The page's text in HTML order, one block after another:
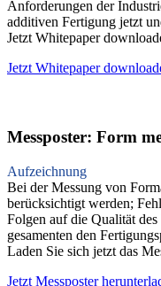
Anforderungen der
additiven Fertigung jetzt
Jetzt Whitepaper
Jetzt Whitepaper
Messposter: Form
Aufzeichnung
Bei der Messung von
berücksichtigt werden;
Folgen auf die Qualität
gesamenten den
Laden Sie sich jetzt das
Jetzt Messposter